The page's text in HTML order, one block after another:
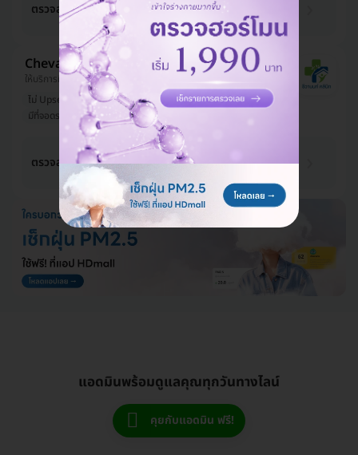
ตรวจสุขภาพปอด 3 รายการ 890 บาท -3%
Chevanon Clinic
ให้บริการที่ นนทบุรี
ไม่ Upsell
รีวิวดีลูกค้ารัก
มีแพทย์ประจำคลินิก
มีที่จอดรถมากกว่า 3 คัน
ตรวจสมรรถภาพปอด 1 ครั้ง
แอดมินพร้อมดูแลคุณทุกวันทางไลน์
คุยกับแอดมิน ฟรี!